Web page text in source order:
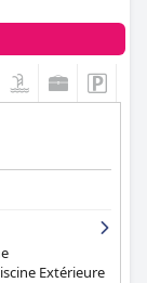
et avec
le monde
Extérieure